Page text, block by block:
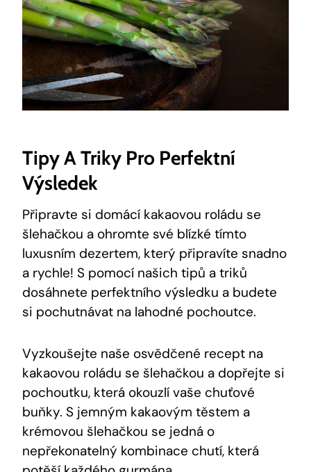
Tipy A Triky Pro Perfektní
Výsledek
Připravte si domácí kakaovou roládu se
šlehačkou a ohromte své blízké tímto
luxusním dezertem, který připravíte snadno
a rychle! S pomocí našich tipů a triků
dosáhnete perfektního výsledku a budete
si pochutnávat na lahodné pochoutce.
Vyzkoušejte naše osvědčené recept na
kakaovou roládu se šlehačkou a dopřejte si
pochoutku, která okouzlí vaše chuťové
buňky. S jemným kakaovým těstem a
krémovou šlehačkou se jedná o
nepřekonatelný kombinace chutí, která